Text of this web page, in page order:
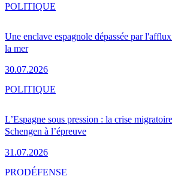
Une enclave espagnole dépassée par
la mer
30.07.2026
POLITIQUE
L’Espagne sous pression : la crise
Schengen à l’épreuve
31.07.2026
POLITIQUE
PRODÉFENSE